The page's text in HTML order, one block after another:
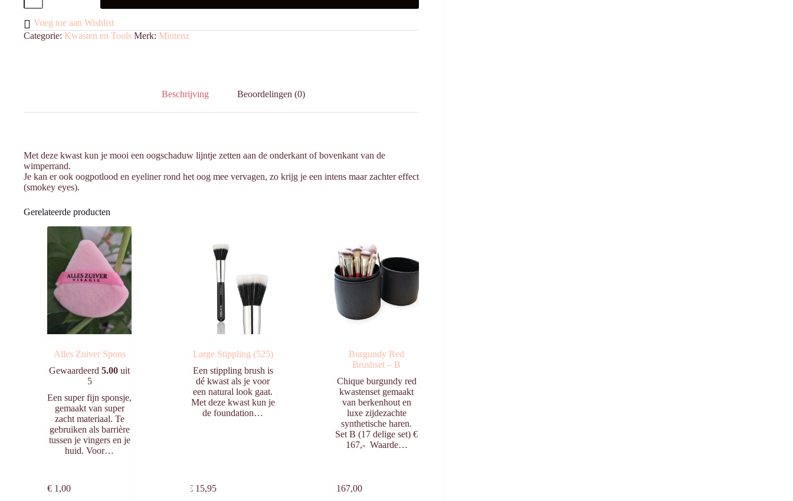
(400)
aantalVoeg toe aan Wishlist
Categorie: Kwasten en Tools Merk: Mintenz
Beschrijving Beoordelingen (0)
Met deze kwast kun je mooi een oogschaduw lijntje zetten aan de onderkant of bovenkant van de
wimperrand.
Je kan er ook oogpotlood en eyeliner rond het oog mee vervagen, zo krijg je een intens maar zachter effect
(smokey eyes).
Gerelateerde producten
Alles Zuiver Spons
Gewaardeerd5.00 uit
5
Een super fijn sponsje,
gemaakt van super
zacht materiaal. Te
gebruiken als barrière
tussen je vingers en je
huid. Voor…
€1,00
Large Stippling (525)
Een stippling brush is
dé kwast als je voor
een natural look gaat.
Met deze kwast kun je
de foundation…
€15,95
Burgundy Red
Brushset – B
Chique burgundy red
kwastenset gemaakt
van berkenhout en
luxe zijdezachte
synthetische haren.
Set B (17 delige set) €
167,- Waarde…
167,00